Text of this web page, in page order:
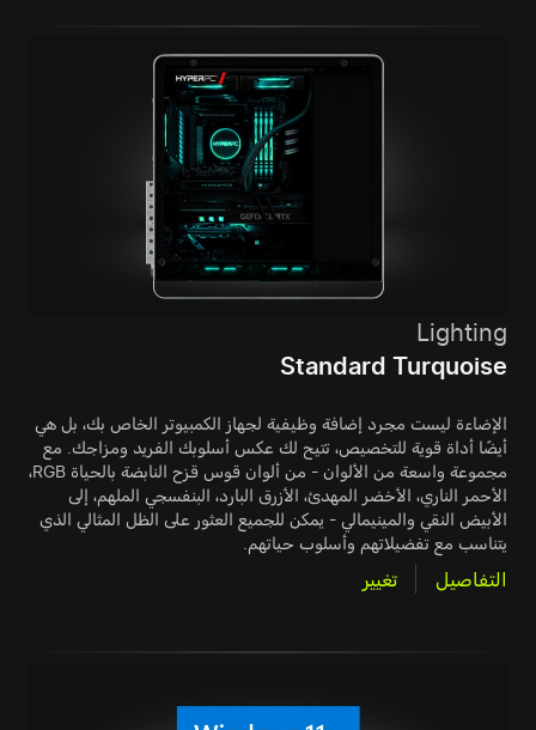
Lighting
Standard Turquoise
الإضاءة ليست مجرد إضافة وظيفية لجهاز الكمبيوتر الخاص بك، بل هي
أيضًا أداة قوية للتخصيص، تتيح لك عكس أسلوبك الفريد ومزاجك. مع
مجموعة واسعة من الألوان - من ألوان قوس قزح النابضة بالحياة RGB،
الأحمر الناري، الأخضر المهدئ، الأزرق البارد، البنفسجي الملهم، إلى
الأبيض النقي والمينيمالي - يمكن للجميع العثور على الظل المثالي الذي
يتناسب مع تفضيلاتهم وأسلوب حياتهم.
التفاصيل تغيير